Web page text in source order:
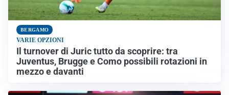
BERGAMO
VARIE OPZIONI
Il turnover di Juric tutto da scoprire: tra
Juventus, Brugge e Como possibili rotazioni in
mezzo e davanti